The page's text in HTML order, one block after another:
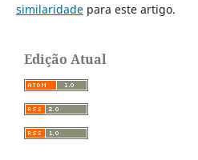
similaridadepara este artigo.
Edição Atual